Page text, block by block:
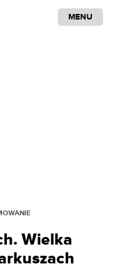
MENU
Wielka